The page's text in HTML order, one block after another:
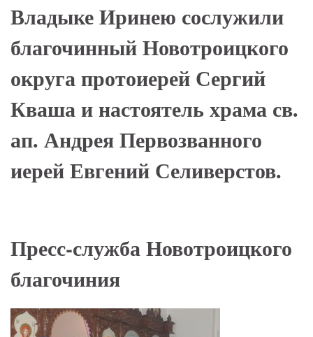
Владыке Иринею сослужили
благочинный Новотроицкого
округа протоиерей Сергий
Кваша и настоятель храма св.
ап. Андрея Первозванного
иерей Евгений Селиверстов.
Пресс-служба Новотроицкого
благочиния